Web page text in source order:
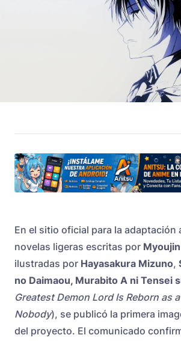
En el sitio oficial para la adaptación
novelas ligeras escritas por
ilustradas por Hayasakura Mizuno,
no Daimaou, Murabito A ni Tensei
Greatest Demon Lord Is Reborn as
Nobody), se publicó la primera
del proyecto. El comunicado